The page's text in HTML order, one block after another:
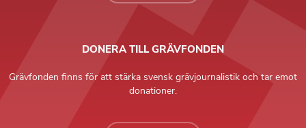
DONERA TILL GRÄVFONDEN
Grävfonden finns för att stärka svensk grävjournalistik och tar emot
donationer.